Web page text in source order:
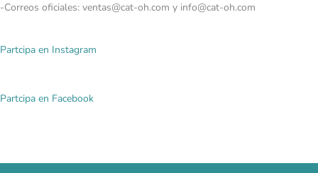
-Correos oficiales: ventas@cat-oh.com y info@cat-oh.com
Partcipa en Instagram
Partcipa en Facebook